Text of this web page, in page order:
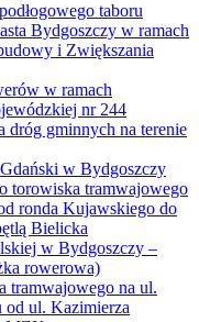
taboru
Bydgoszczy w ramach
i Zwiększania
w ramach
nr 244
dróg gminnych na terenie
w Bydgoszczy
torowiska tramwajowego
ronda Kujawskiego do
Bielicka
w Bydgoszczy –
rowerowa)
tramwajowego na ul.
od ul. Kazimierza